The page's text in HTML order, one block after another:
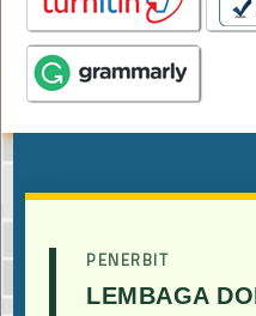
PENERBIT
LEMBAGA